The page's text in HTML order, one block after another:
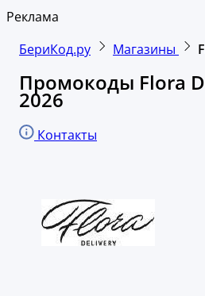
Реклама
БериКод.ру
Магазины
Промокоды Flora
2026
Контакты